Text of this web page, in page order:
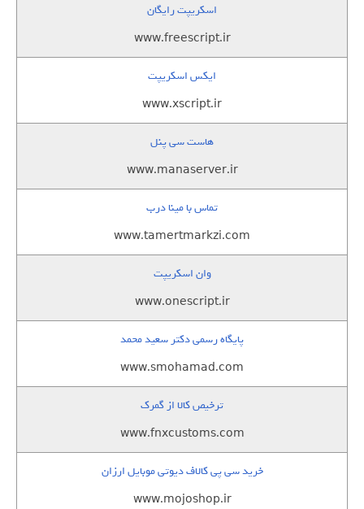
اسکریپت رایگان
www.freescript.ir
ایکس اسکریپت
www.xscript.ir
هاست سی پنل
www.manaserver.ir
تماس با مینا درب
www.tamertmarkzi.com
وان اسکریپت
www.onescript.ir
پایگاه رسمی دکتر سعید محمد
www.smohamad.com
ترخیص کالا از گمرک
www.fnxcustoms.com
خرید سی پی کالاف دیوتی موبایل ارزان
www.mojoshop.ir